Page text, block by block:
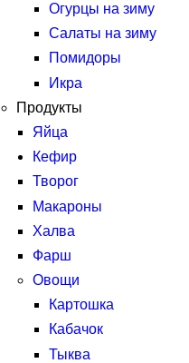
Огурцы на зиму
Салаты на зиму
Помидоры
Икра
Продукты
Яйца
Кефир
Творог
Макароны
Халва
Фарш
Овощи
Картошка
Кабачок
Тыква